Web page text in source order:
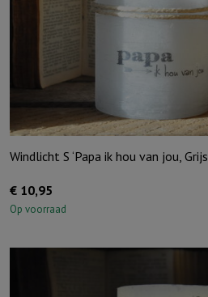
Windlicht S ‘Papa ik hou van jou, Grijs
€ 10,95
Op voorraad